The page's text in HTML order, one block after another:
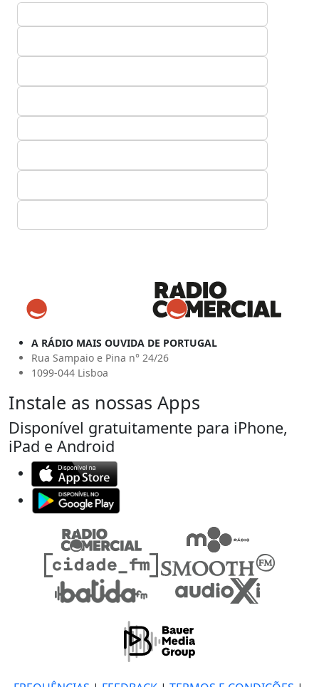
A RÁDIO MAIS OUVIDA DE PORTUGAL
Rua Sampaio e Pina n° 24/26
1099-044 Lisboa
Instale as nossas Apps
Disponível gratuitamente para iPhone,
iPad e Android